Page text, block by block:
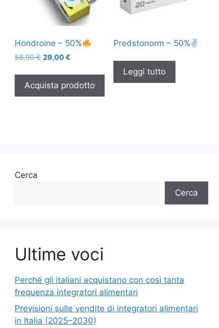
Hondroine – 50%
58,00€ Il
originale
era:
58,00 €.
29,00€
attuale
è:
29,00 €.
Acquista prodotto
Predstonorm – 50%✌️
Leggi tutto
Cerca
Cerca
Ultime voci
Perché gli italiani acquistano con così tanta
frequenza integratori alimentari
Previsioni sulle vendite di integratori alimentari
in Italia (2025–2030)